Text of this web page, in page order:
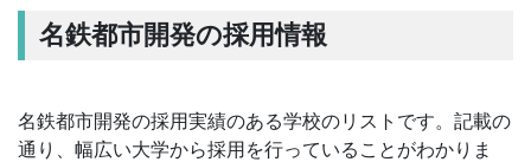
名鉄都市開発の採用情報
名鉄都市開発の採用実績のある学校のリストです。記載の
通り、幅広い大学から採用を行っていることがわかりま